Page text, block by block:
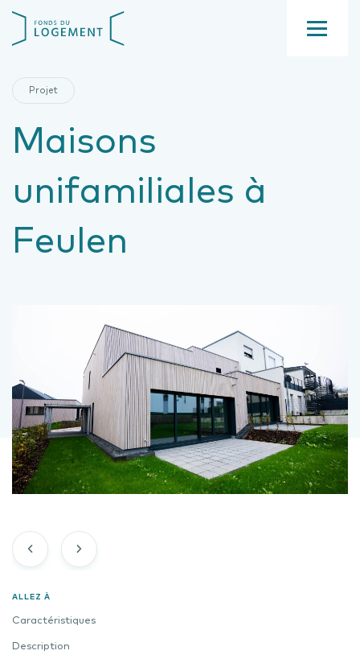
contenu
Projet
Maisons
unifamiliales à
Feulen
ALLEZ À
Caractéristiques
Description